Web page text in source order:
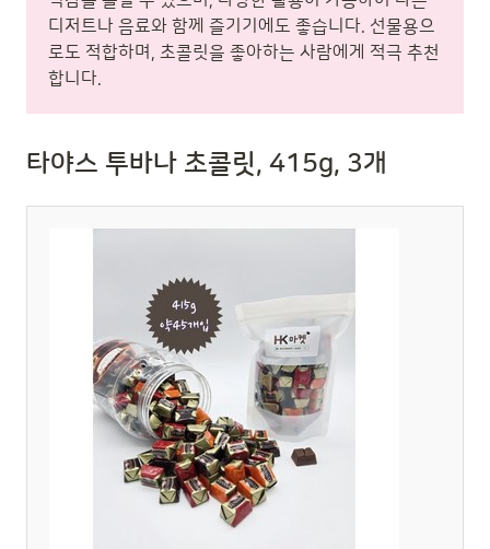
디저트나 음료와 함께 즐기기에도 좋습니다. 선물용으
로도 적합하며, 초콜릿을 좋아하는 사람에게 적극 추천
합니다.
타야스 투바나 초콜릿, 415g, 3개